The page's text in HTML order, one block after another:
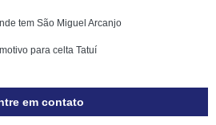
tem São Miguel Arcanjo
para celta Tatuí
em contato